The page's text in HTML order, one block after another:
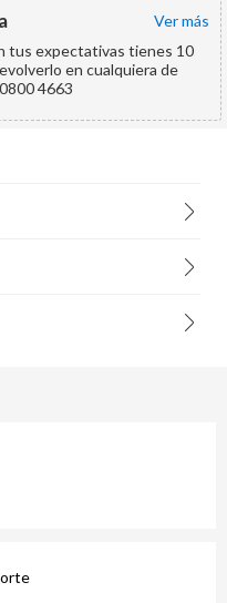
ver más
tus expectativas tienes 10
en cualquiera de
4663